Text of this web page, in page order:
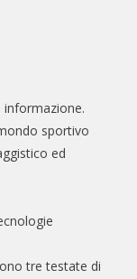
informazione.
sportivo
ed
tre testate di